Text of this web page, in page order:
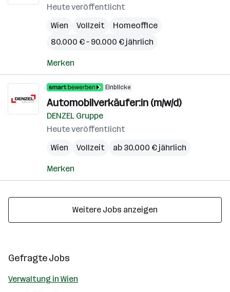
Heute veröffentlicht
Wien
Vollzeit
Homeoffice
80.000 € – 90.000 € jährlich
Merken
Einblicke
Automobilverkäufer:in (m/w/d)
DENZEL Gruppe
Heute veröffentlicht
Wien
Vollzeit ab 30.000 € jährlich
Merken
Weitere Jobs anzeigen
Gefragte Jobs
Verwaltung in Wien